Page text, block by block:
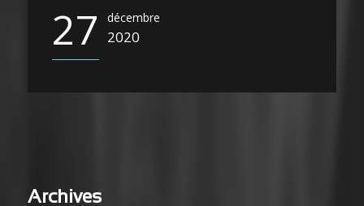
27 décembre
2020
Archives